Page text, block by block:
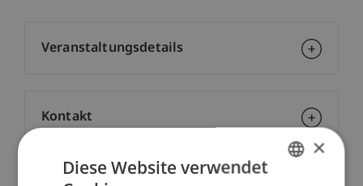
Veranstaltungsdetails
Kontakt
×
Diese Website verwendet